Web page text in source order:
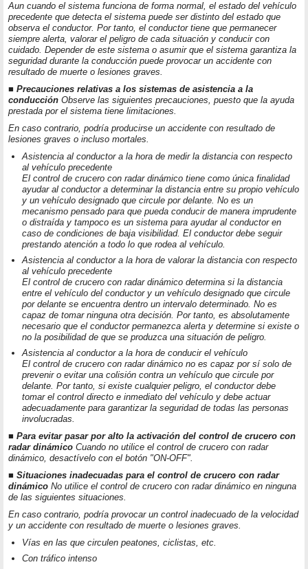
Aun cuando el sistema funciona de forma normal, el estado del vehículo
precedente que detecta el sistema puede ser distinto del estado que
observa el conductor. Por tanto, el conductor tiene que permanecer
siempre alerta, valorar el peligro de cada situación y conducir con
cuidado. Depender de este sistema o asumir que el sistema garantiza la
seguridad durante la conducción puede provocar un accidente con
resultado de muerte o lesiones graves.
■ Precauciones relativas a los sistemas de asistencia a la
conducción Observe las siguientes precauciones, puesto que la ayuda
prestada por el sistema tiene limitaciones.
En caso contrario, podría producirse un accidente con resultado de
lesiones graves o incluso mortales.
Asistencia al conductor a la hora de medir la distancia con respecto
al vehículo precedente
El control de crucero con radar dinámico tiene como única finalidad
ayudar al conductor a determinar la distancia entre su propio vehículo
y un vehículo designado que circule por delante. No es un
mecanismo pensado para que pueda conducir de manera imprudente
o distraída y tampoco es un sistema para ayudar al conductor en
caso de condiciones de baja visibilidad. El conductor debe seguir
prestando atención a todo lo que rodea al vehículo.
Asistencia al conductor a la hora de valorar la distancia con respecto
al vehículo precedente
El control de crucero con radar dinámico determina si la distancia
entre el vehículo del conductor y un vehículo designado que circule
por delante se encuentra dentro un intervalo determinado. No es
capaz de tomar ninguna otra decisión. Por tanto, es absolutamente
necesario que el conductor permanezca alerta y determine si existe o
no la posibilidad de que se produzca una situación de peligro.
Asistencia al conductor a la hora de conducir el vehículo
El control de crucero con radar dinámico no es capaz por sí solo de
prevenir o evitar una colisión contra un vehículo que circule por
delante. Por tanto, si existe cualquier peligro, el conductor debe
tomar el control directo e inmediato del vehículo y debe actuar
adecuadamente para garantizar la seguridad de todas las personas
involucradas.
■ Para evitar pasar por alto la activación del control de crucero con
radar dinámico Cuando no utilice el control de crucero con radar
dinámico, desactívelo con el botón "ON-OFF".
■ Situaciones inadecuadas para el control de crucero con radar
dinámico No utilice el control de crucero con radar dinámico en ninguna
de las siguientes situaciones.
En caso contrario, podría provocar un control inadecuado de la velocidad
y un accidente con resultado de muerte o lesiones graves.
Vías en las que circulen peatones, ciclistas, etc.
Con tráfico intenso